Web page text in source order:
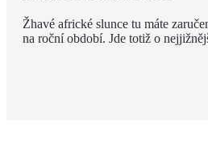
Žhavé africké slunce tu máte
na roční období. Jde totiž o